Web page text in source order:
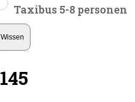
Taxibus 5-8 personen
Wissen
145